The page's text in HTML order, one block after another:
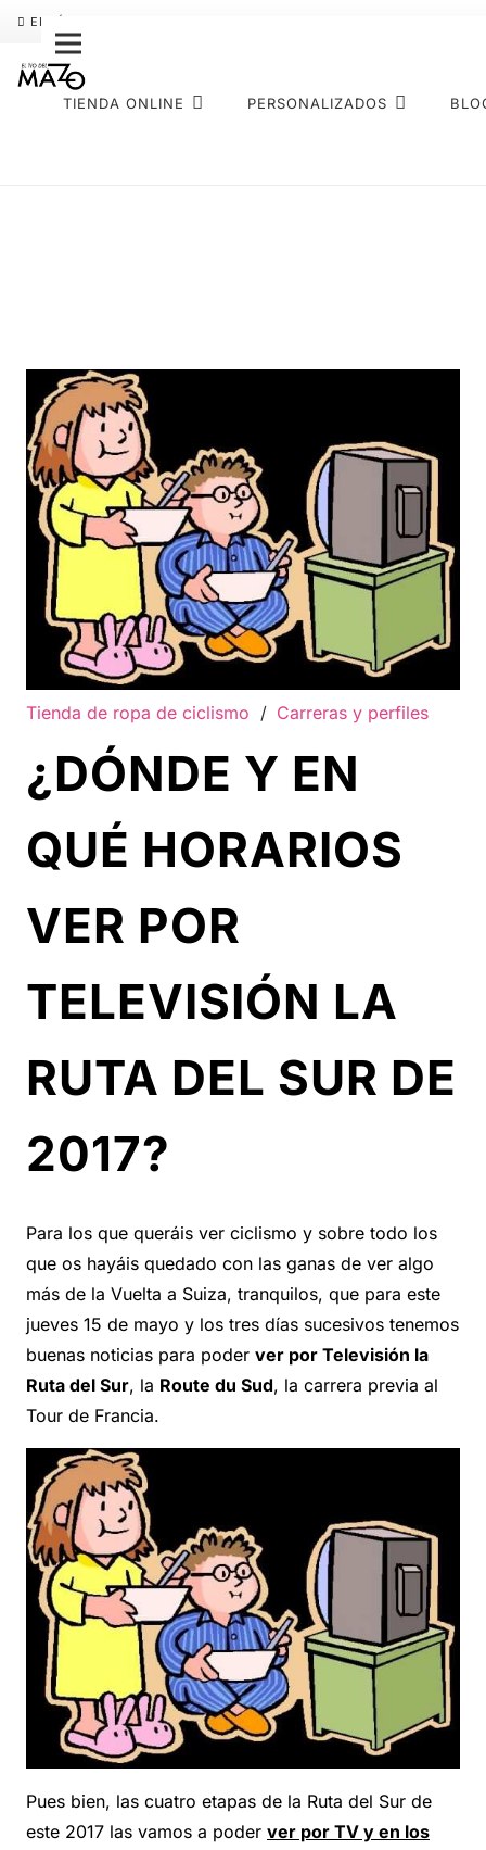
ENVÍO GRATIS
TIENDA ONLINE PERSONALIZADOS
Tienda de ropa de ciclismo / Carreras y perfiles
¿DÓNDE Y EN
QUÉ HORARIOS
VER POR
TELEVISIÓN LA
RUTA DEL SUR DE
2017?
Para los que queráis ver ciclismo y sobre todo los
que os hayáis quedado con las ganas de ver algo
más de la Vuelta a Suiza, tranquilos, que para este
jueves 15 de mayo y los tres días sucesivos tenemos
buenas noticias para poder ver por Televisión la
Ruta del Sur, la Route du Sud, la carrera previa al
Tour de Francia.
Pues bien, las cuatro etapas de la Ruta del Sur de
este 2017 las vamos a poder ver por TV y en los